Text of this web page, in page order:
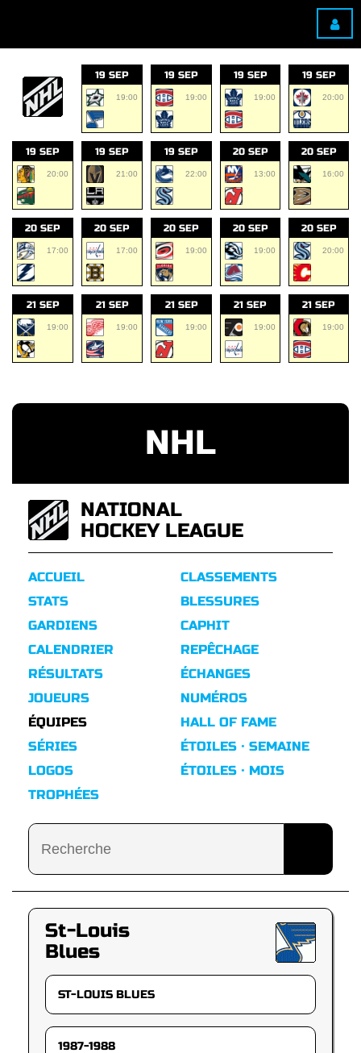
19 SEP
19:00
19 SEP
19:00
19 SEP
19:00
19 SEP
20:00
19 SEP
20:00
19 SEP
21:00
19 SEP
22:00
20 SEP
13:00
20 SEP
16:00
20 SEP
17:00
20 SEP
17:00
20 SEP
19:00
20 SEP
19:00
20 SEP
20:00
21 SEP
19:00
21 SEP
19:00
21 SEP
19:00
21 SEP
19:00
21 SEP
19:00
NHL
NATIONAL
HOCKEY LEAGUE
ACCUEIL
STATS
GARDIENS
CALENDRIER
RÉSULTATS
CLASSEMENTS
BLESSURES
CAPHIT
REPÊCHAGE
ÉCHANGES
JOUEURS
ÉQUIPES
SÉRIES
LOGOS
TROPHÉES
NUMÉROS
HALL OF FAME
ÉTOILES · SEMAINE
ÉTOILES · MOIS
St-Louis
Blues